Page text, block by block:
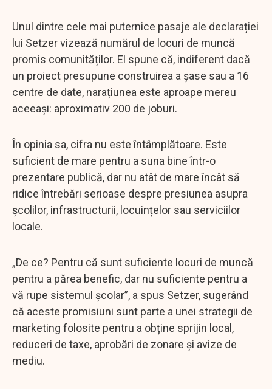
Unul dintre cele mai puternice pasaje ale declarației
lui Setzer vizează numărul de locuri de muncă
promis comunităților. El spune că, indiferent dacă
un proiect presupune construirea a șase sau a 16
centre de date, narațiunea este aproape mereu
aceeași: aproximativ 200 de joburi.
În opinia sa, cifra nu este întâmplătoare. Este
suficient de mare pentru a suna bine într-o
prezentare publică, dar nu atât de mare încât să
ridice întrebări serioase despre presiunea asupra
școlilor, infrastructurii, locuințelor sau serviciilor
locale.
„De ce? Pentru că sunt suficiente locuri de muncă
pentru a părea benefic, dar nu suficiente pentru a
vă rupe sistemul școlar”, a spus Setzer, sugerând
că aceste promisiuni sunt parte a unei strategii de
marketing folosite pentru a obține sprijin local,
reduceri de taxe, aprobări de zonare și avize de
mediu.